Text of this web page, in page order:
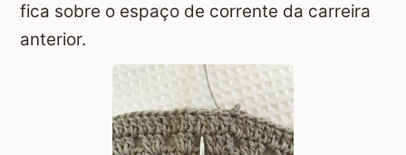
fica sobre o espaço de corrente da carreira
anterior.